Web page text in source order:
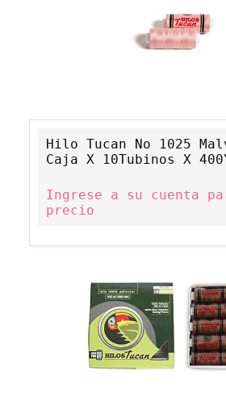
Hilo Tucan No 1025
Caja X 10Tubinos X
Ingrese a su cuenta
precio